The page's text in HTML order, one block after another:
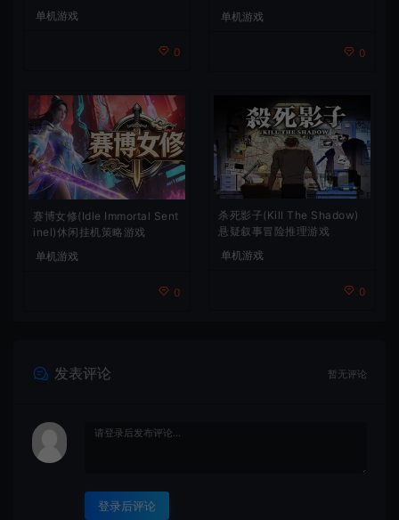
策略游戏
单机游戏
0
单机游戏
0
赛博女修(Idle Immortal Sent
inel)休闲挂机策略游戏
单机游戏
0
杀死影子(Kill The Shadow)
悬疑叙事冒险推理游戏
单机游戏
0
发表评论 暂无评论
登录后评论